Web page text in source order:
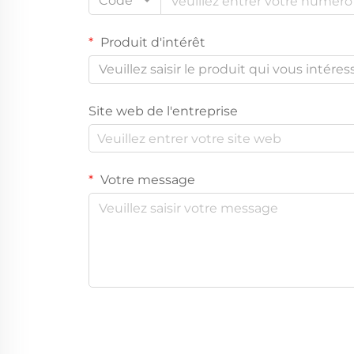
Produit d'intérêt
Veuillez saisir le produit qui vous
Site web de l'entreprise
Votre message